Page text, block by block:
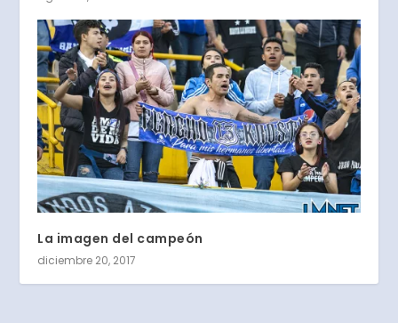
La imagen del campeón
diciembre 20, 2017